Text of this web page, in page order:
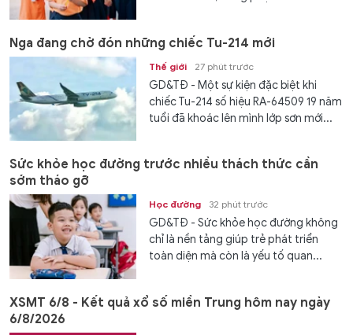
Nga đang chờ đón những chiếc Tu-214 mới
Thế giới 27 phút trước
GD&TĐ - Một sự kiện đặc biệt khi
chiếc Tu-214 số hiệu RA-64509 19 năm
tuổi đã khoác lên mình lớp sơn mới...
Sức khỏe học đường trước nhiều thách thức cần
sớm tháo gỡ
Học đường 32 phút trước
GD&TĐ - Sức khỏe học đường không
chỉ là nền tảng giúp trẻ phát triển
toàn diện mà còn là yếu tố quan...
XSMT 6/8 - Kết quả xổ số miền Trung hôm nay ngày
6/8/2026